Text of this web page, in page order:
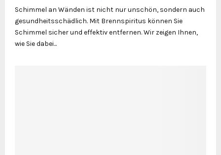
Schimmel an Wänden ist nicht nur unschön, sondern auch
gesundheitsschädlich. Mit Brennspiritus können Sie
Schimmel sicher und effektiv entfernen. Wir zeigen Ihnen,
wie Sie dabei...